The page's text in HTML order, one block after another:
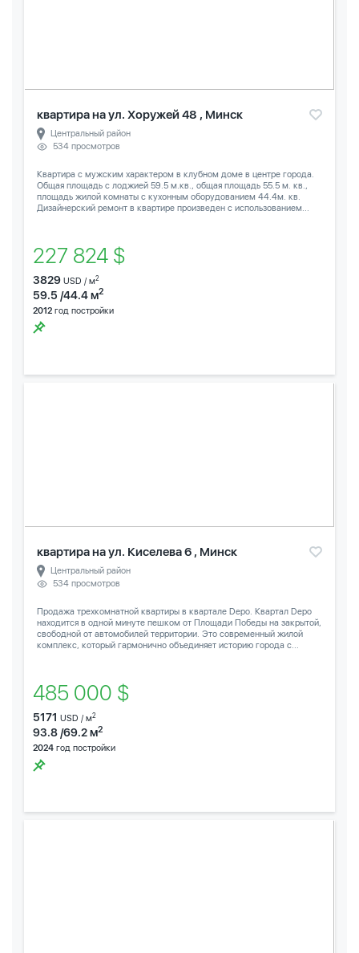
квартира на ул. Хоружей 48 , Минск
Центральный район
534 просмотров
Квартира с мужским характером в клубном доме в центре города.
Общая площадь с лоджией 59.5 м.кв., общая площадь 55.5 м. кв.,
площадь жилой комнаты с кухонным оборудованием 44.4м. кв.
Дизайнерский ремонт в квартире произведен с использованием...
227 824 $
3829 USD / м2
59.5 /44.4 м2
2012 год постройки
квартира на ул. Киселева 6 , Минск
Центральный район
534 просмотров
Продажа трехкомнатной квартиры в квартале Depo. Квартал Depo
находится в одной минуте пешком от Площади Победы на закрытой,
свободной от автомобилей территории. Это современный жилой
комплекс, который гармонично объединяет историю города с...
485 000 $
5171 USD / м2
93.8 /69.2 м2
2024 год постройки